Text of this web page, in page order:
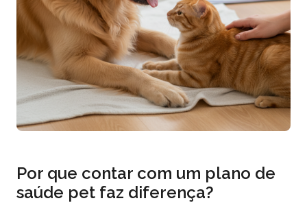
Por que contar com um plano de
saúde pet faz diferença?